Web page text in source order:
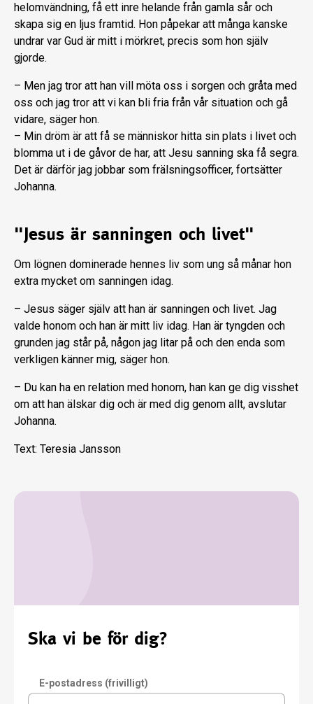
helomvändning, få ett inre helande från gamla sår och
skapa sig en ljus framtid. Hon påpekar att många kanske
undrar var Gud är mitt i mörkret, precis som hon själv
gjorde.
– Men jag tror att han vill möta oss i sorgen och gråta med
oss och jag tror att vi kan bli fria från vår situation och gå
vidare, säger hon.
– Min dröm är att få se människor hitta sin plats i livet och
blomma ut i de gåvor de har, att Jesu sanning ska få segra.
Det är därför jag jobbar som frälsningsofficer, fortsätter
Johanna.
"Jesus är sanningen och livet"
Om lögnen dominerade hennes liv som ung så månar hon
extra mycket om sanningen idag.
– Jesus säger själv att han är sanningen och livet. Jag
valde honom och han är mitt liv idag. Han är tyngden och
grunden jag står på, någon jag litar på och den enda som
verkligen känner mig, säger hon.
– Du kan ha en relation med honom, han kan ge dig visshet
om att han älskar dig och är med dig genom allt, avslutar
Johanna.
Text: Teresia Jansson
Ska vi be för dig?
E-postadress (frivilligt)